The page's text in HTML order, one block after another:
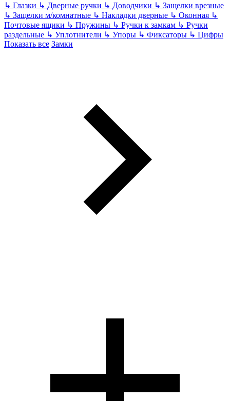
↳ Глазки ↳ Дверные ручки ↳ Доводчики ↳ Защелки врезные
↳ Защелки м/комнатные ↳ Накладки дверные ↳ Оконная ↳
Почтовые ящики ↳ Пружины ↳ Ручки к замкам ↳ Ручки
раздельные ↳ Уплотнители ↳ Упоры ↳ Фиксаторы ↳ Цифры
Показать все Замки